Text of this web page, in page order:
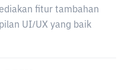
fitur tambahan
UI/UX yang baik